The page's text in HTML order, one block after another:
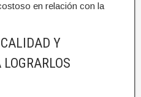
en relación con la
Y